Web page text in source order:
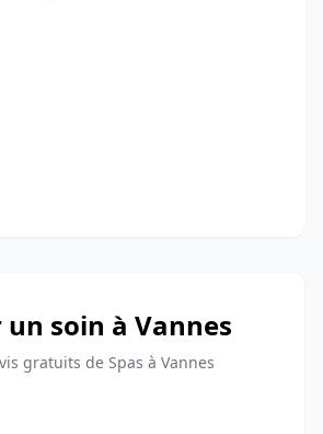
un soin à Vannes
gratuits de Spas à Vannes